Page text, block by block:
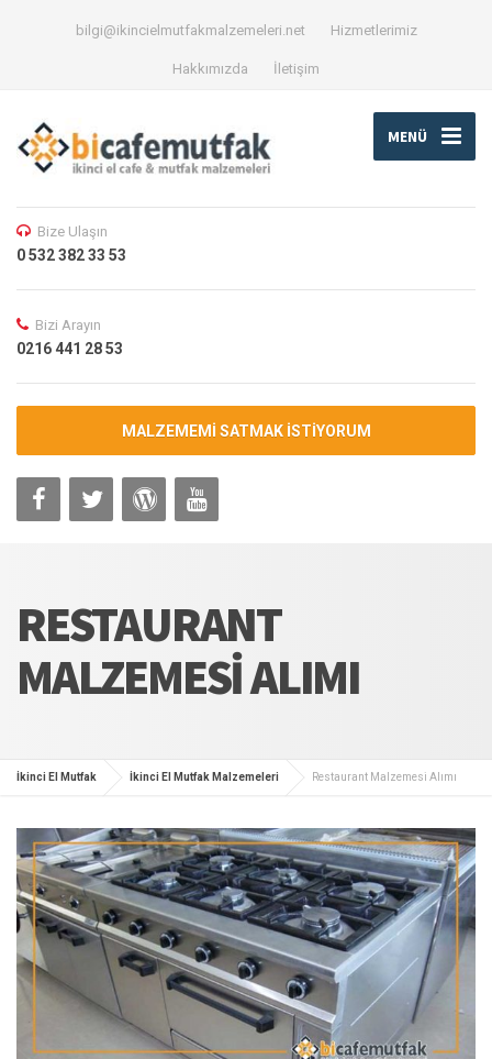
bilgi@ikincielmutfakmalzemeleri.net Hizmetlerimiz
Hakkımızda İletişim
MENÜ
Bize Ulaşın
0 532 382 33 53
Bizi Arayın
0216 441 28 53
MALZEMEMİ SATMAK İSTİYORUM
RESTAURANT
MALZEMESI ALIMI
İkinci El Mutfak İkinci El Mutfak Malzemeleri Restaurant Malzemesi Alımı